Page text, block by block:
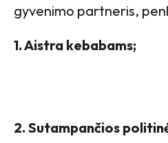
gyvenimo partneris,
1. Aistra kebabams;
2. Sutampančios